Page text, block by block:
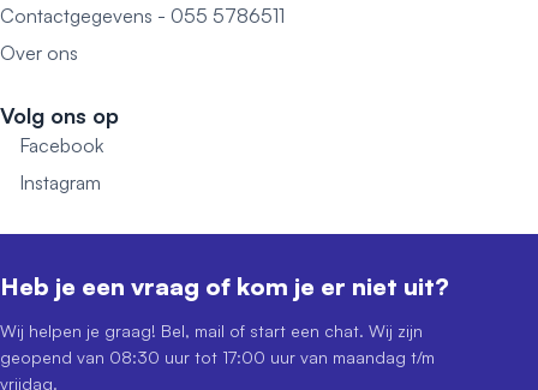
Contactgegevens - 055 5786511
Over ons
Volg ons op
Facebook
Instagram
Heb je een vraag of kom je er niet uit?
Wij helpen je graag! Bel, mail of start een chat. Wij zijn
geopend van 08:30 uur tot 17:00 uur van maandag t/m
vrijdag.